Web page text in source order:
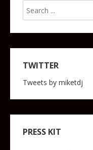
TWITTER
Tweets by miketdj
PRESS KIT